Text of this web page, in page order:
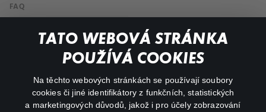
TATO WEBOVÁ STRÁNKA
POUŽÍVÁ COOKIES
Na těchto webových stránkách se používají soubory
cookies či jiné identifikátory z funkčních, statistických
a marketingových důvodů, jakož i pro účely zobrazování
FAQ
My profile
facebookinstagram